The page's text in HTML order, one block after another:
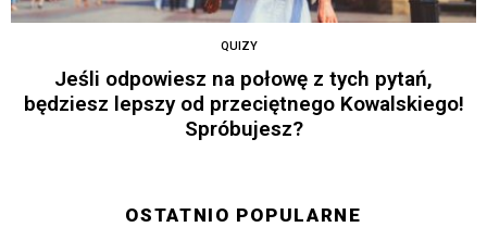
QUIZY
Jeśli odpowiesz na połowę z tych pytań,
będziesz lepszy od przeciętnego Kowalskiego!
Spróbujesz?
OSTATNIO POPULARNE